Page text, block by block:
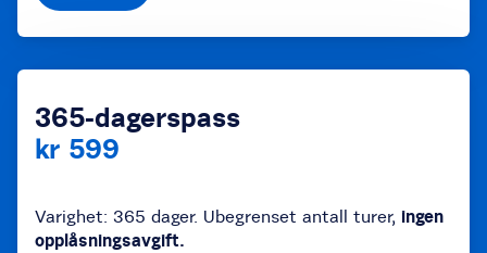
365-dagerspass
kr 599
Varighet: 365 dager. Ubegrenset antall turer, ingen
opplåsningsavgift.